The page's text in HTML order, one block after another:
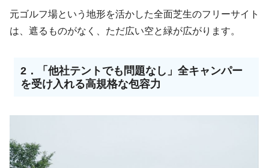
元ゴルフ場という地形を活かした全面芝生のフリーサイト
は、遮るものがなく、ただ広い空と緑が広がります。
2．「他社テントでも問題なし」全キャンパー
を受け入れる高規格な包容力